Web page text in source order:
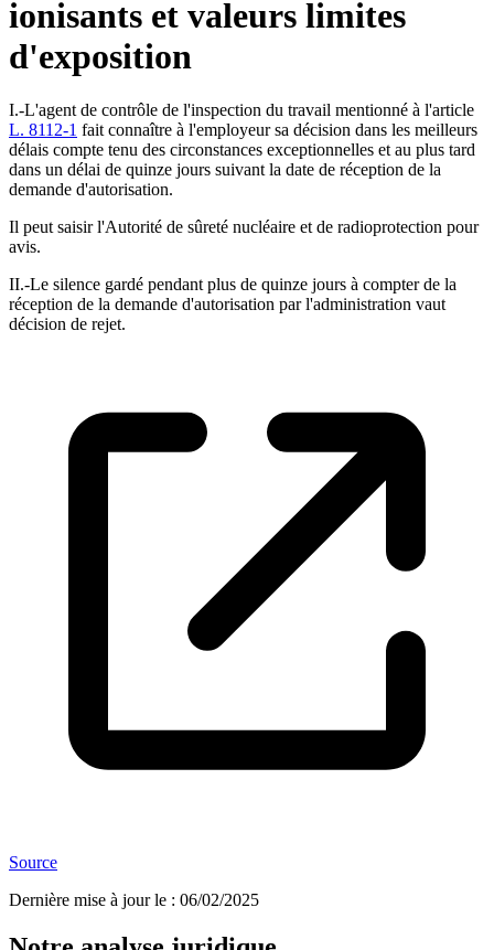
ionisants et valeurs limites
d'exposition
I.-L'agent de contrôle de l'inspection du travail mentionné à l'article
L. 8112-1 fait connaître à l'employeur sa décision dans les meilleurs
délais compte tenu des circonstances exceptionnelles et au plus tard
dans un délai de quinze jours suivant la date de réception de la
demande d'autorisation.
Il peut saisir l'Autorité de sûreté nucléaire et de radioprotection pour
avis.
II.-Le silence gardé pendant plus de quinze jours à compter de la
réception de la demande d'autorisation par l'administration vaut
décision de rejet.
Source
Dernière mise à jour le : 06/02/2025